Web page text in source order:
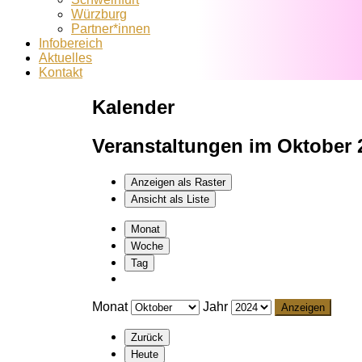
Würzburg
Partner*innen
Infobereich
Aktuelles
Kontakt
Kalender
Veranstaltungen im Oktober
Anzeigen als Raster
Ansicht als Liste
Monat
Woche
Tag
Monat Jahr
Zurück
Heute